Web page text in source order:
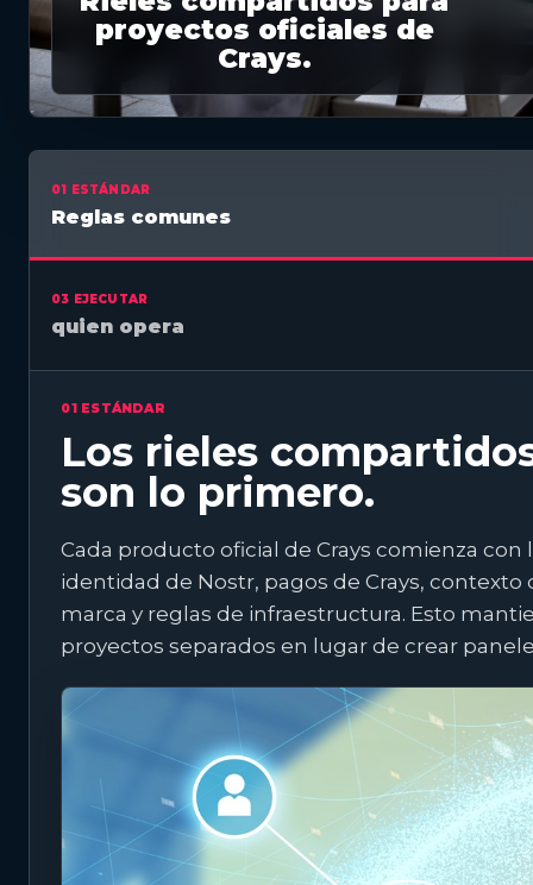
proyectos oficiales de
Crays.
01 ESTÁNDAR
Reglas comunes
03 EJECUTAR
quien opera
01 ESTÁNDAR
Los rieles
son lo primero.
Cada producto oficial de Crays comienza con
identidad de Nostr, pagos de Crays, contexto
marca y reglas de infraestructura. Esto
proyectos separados en lugar de crear